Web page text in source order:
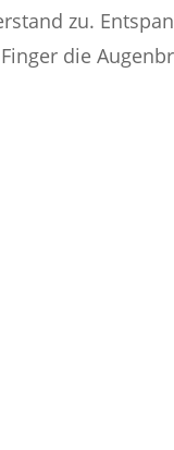
zu.
die